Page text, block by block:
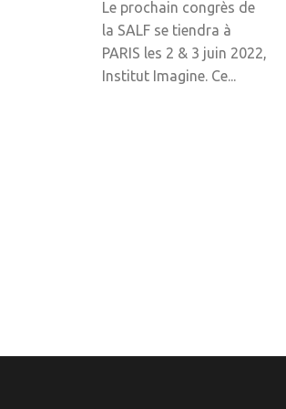
Le prochain congrès de
la SALF se tiendra à
PARIS les 2 & 3 juin 2022,
Institut Imagine. Ce...